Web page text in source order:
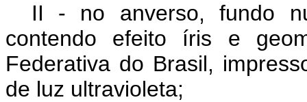
II - no anverso, fundo
contendo efeito íris e
Federativa do Brasil,
de luz ultravioleta;